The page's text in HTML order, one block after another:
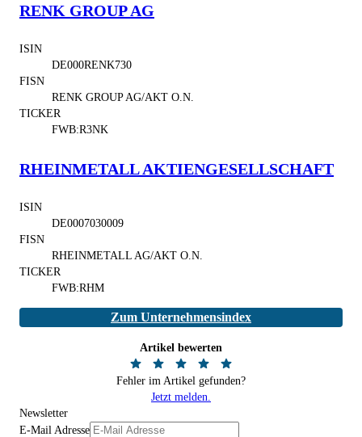
RENK GROUP AG
ISIN
DE000RENK730
FISN
RENK GROUP AG/AKT O.N.
TICKER
FWB:R3NK
RHEINMETALL AKTIENGESELLSCHAFT
ISIN
DE0007030009
FISN
RHEINMETALL AG/AKT O.N.
TICKER
FWB:RHM
Zum Unternehmensindex
Artikel bewerten
Fehler im Artikel gefunden?
Jetzt melden.
Newsletter
E-Mail Adresse